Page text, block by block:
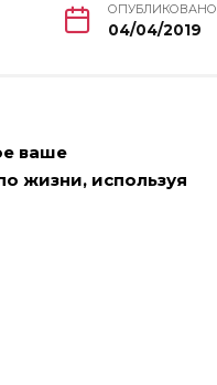
ОПУБЛИКОВАНО
04/04/2019
ваше
жизни, используя